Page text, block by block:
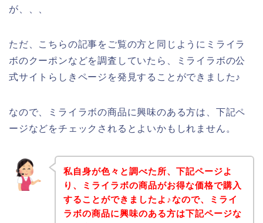
が、、、
ただ、こちらの記事をご覧の方と同じようにミライラ
ボのクーポンなどを調査していたら、ミライラボの公
式サイトらしきページを発見することができました♪
なので、ミライラボの商品に興味のある方は、下記ペ
ージなどをチェックされるとよいかもしれません。
私自身が色々と調べた所、下記ページよ
り、ミライラボの商品がお得な価格で購入
することができましたよ♪なので、ミライ
ラボの商品に興味のある方は下記ページな